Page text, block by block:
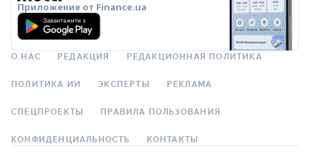
Приложение от Finance.ua
О НАС РЕДАКЦИЯ РЕДАКЦИОННАЯ ПОЛИТИКА
ПОЛИТИКА ИИ ЭКСПЕРТЫ РЕКЛАМА
СПЕЦПРОЕКТЫ ПРАВИЛА ПОЛЬЗОВАНИЯ
КОНФИДЕНЦИАЛЬНОСТЬ КОНТАКТЫ